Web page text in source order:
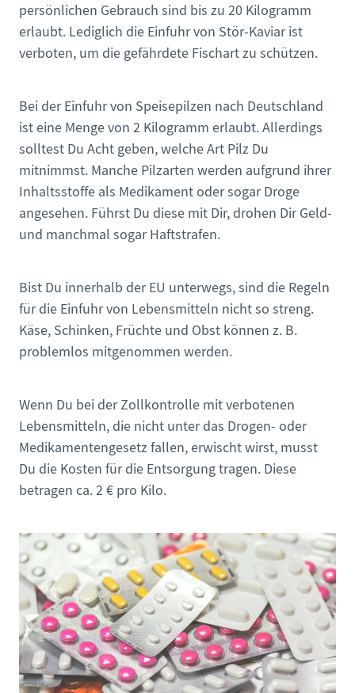
persönlichen Gebrauch sind bis zu 20 Kilogramm
erlaubt. Lediglich die Einfuhr von Stör-Kaviar ist
verboten, um die gefährdete Fischart zu schützen.
Bei der Einfuhr von Speisepilzen nach Deutschland
ist eine Menge von 2 Kilogramm erlaubt. Allerdings
solltest Du Acht geben, welche Art Pilz Du
mitnimmst. Manche Pilzarten werden aufgrund ihrer
Inhaltsstoffe als Medikament oder sogar Droge
angesehen. Führst Du diese mit Dir, drohen Dir Geld-
und manchmal sogar Haftstrafen.
Bist Du innerhalb der EU unterwegs, sind die Regeln
für die Einfuhr von Lebensmitteln nicht so streng.
Käse, Schinken, Früchte und Obst können z. B.
problemlos mitgenommen werden.
Wenn Du bei der Zollkontrolle mit verbotenen
Lebensmitteln, die nicht unter das Drogen- oder
Medikamentengesetz fallen, erwischt wirst, musst
Du die Kosten für die Entsorgung tragen. Diese
betragen ca. 2 € pro Kilo.